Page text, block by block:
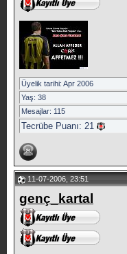
Üyelik tarihi: Apr 2006
Yaş: 38
Mesajlar: 115
Tecrübe Puanı: 21
11-07-2006, 23:51
genç_kartal